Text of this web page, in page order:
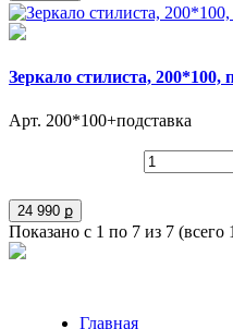
Зеркало стилиста, 200*100,
Арт. 200*100+подставка
24 990 ք
Показано с 1 по 7 из 7 (всего
Главная